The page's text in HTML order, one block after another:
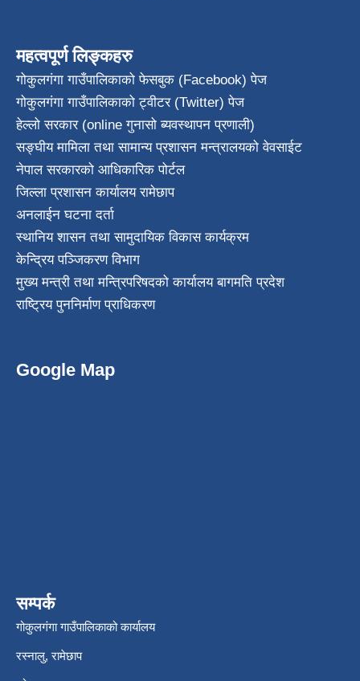
महत्वपूर्ण लिङ्कहरु
गोकुलगंगा गाउँपालिकाको फेसबुक (Facebook) पेज
गोकुलगंगा गाउँपालिकाको ट्वीटर (Twitter) पेज
हेल्लो सरकार (online गुनासो ब्यवस्थापन प्रणाली)
सङ्घीय मामिला तथा सामान्य प्रशासन मन्त्रालयको वेवसाईट
नेपाल सरकारको आधिकारिक पोर्टल
जिल्ला प्रशासन कार्यालय रामेछाप
अनलाईन घटना दर्ता
स्थानिय शासन तथा सामुदायिक विकास कार्यक्रम
केन्द्रिय पञ्जिकरण विभाग
मुख्य मन्त्री तथा मन्त्रिपरिषदको कार्यालय बागमति प्रदेश
राष्ट्रिय पुननिर्माण प्राधिकरण
Google Map
सम्पर्क
गोकुलगंगा गाउँपालिकाको कार्यालय
रस्नालु, रामेछाप